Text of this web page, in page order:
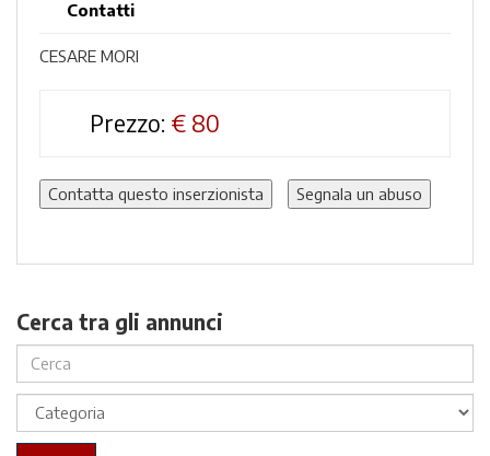
Contatti
CESARE MORI
Prezzo: € 80
Contatta questo inserzionista Segnala un abuso
Cerca tra gli annunci